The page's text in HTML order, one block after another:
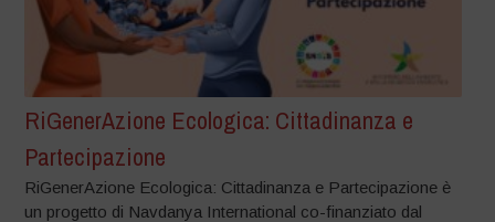
RiGenerAzione Ecologica: Cittadinanza e
Partecipazione
RiGenerAzione Ecologica: Cittadinanza e Partecipazione è
un progetto di Navdanya International co-finanziato dal